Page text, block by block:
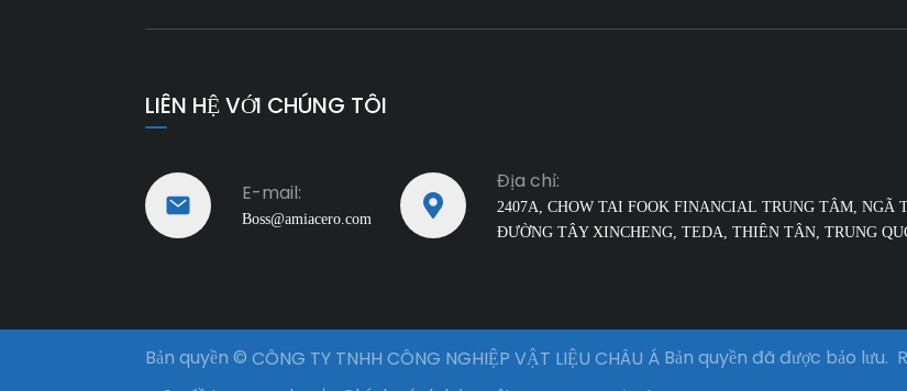
LIÊN HỆ VỚI CHÚNG TÔI
E-mail:
Boss@amiacero.com
Địa chỉ:
2407A, CHOW TAI FOOK FINANCIAL TRUNG TÂM, NGÃ
ĐƯỜNG TÂY XINCHENG, TEDA, THIÊN TÂN, TRUNG
Bản quyền © CÔNG TY TNHH CÔNG NGHIỆP VẬT LIỆU CHÂU Á Bản quyền đã được bảo lưu.